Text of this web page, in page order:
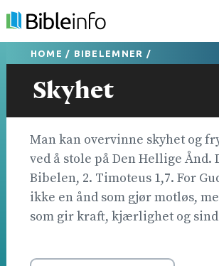
HOME / BIBELEMNER /
Skyhet
Man kan overvinne skyhet og
ved å stole på Den Hellige Ånd.
Bibelen, 2. Timoteus 1,7. For
ikke en ånd som gjør motløs,
som gir kraft, kjærlighet og